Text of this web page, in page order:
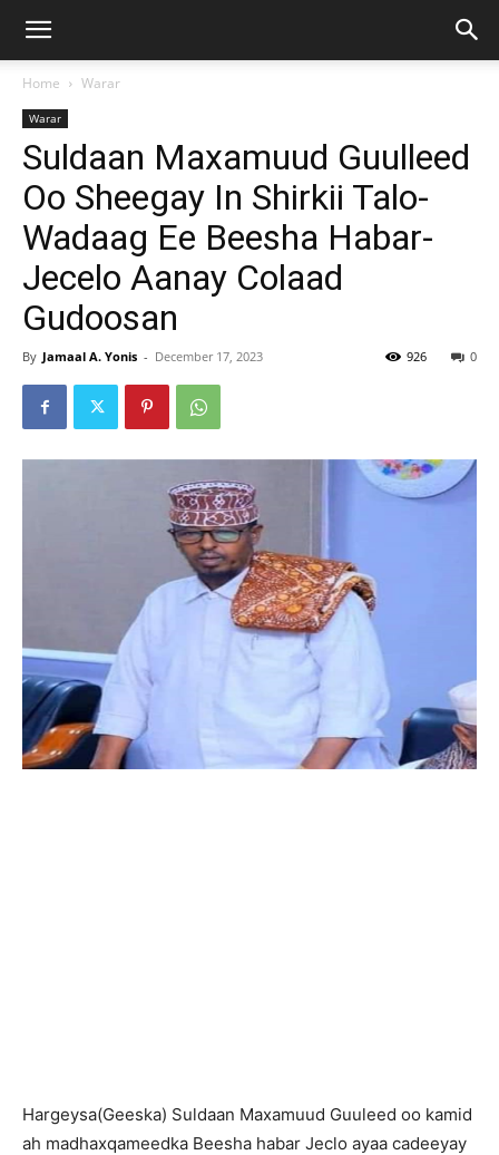
Home Warar
Warar
Suldaan Maxamuud Guulleed
Oo Sheegay In Shirkii Talo-
Wadaag Ee Beesha Habar-
Jecelo Aanay Colaad
Gudoosan
By Jamaal A. Yonis - December 17, 2023 0
926
Hargeysa(Geeska) Suldaan Maxamuud Guuleed oo kamid
ah madhaxqameedka Beesha habar Jeclo ayaa cadeeyay